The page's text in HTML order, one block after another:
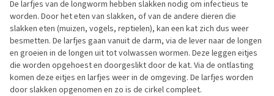
De larfjes van de longworm hebben slakken nodig om infectieus te
worden. Door het eten van slakken, of van de andere dieren die
slakken eten (muizen, vogels, reptielen), kan een kat zich dus weer
besmetten. De larfjes gaan vanuit de darm, via de lever naar de longen
en groeien in de longen uit tot volwassen wormen. Deze leggen eitjes
die worden opgehoest en doorgeslikt door de kat. Via de ontlasting
komen deze eitjes en larfjes weer in de omgeving. De larfjes worden
door slakken opgenomen en zo is de cirkel compleet.